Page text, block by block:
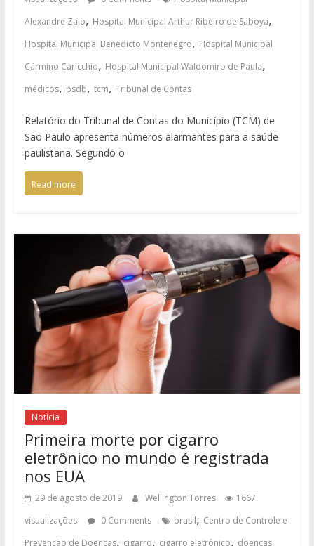
Alexandre Zaio, Hospital Municipal Arthur Ribeiro de Saboya,
Hospital Municipal Benedicto Montenegro, Hospital Municipal
Cármino Caricchio, Hospital Municipal Waldomiro de Paula,
médicos, psdb, tcm, Tribunal de Contas
Relatório do Tribunal de Contas do Município (TCM) de
São Paulo apresenta números alarmantes para a saúde
paulistana. Segundo o
Read more
Notícia
Primeira morte por cigarro
eletrônico no mundo é registrada
nos EUA
29 de agosto de 2019 Wellington Torres
1667
visualizações
0 Comments brasil, Centro de Controle e
Prevenção de Doenças, cigarro, cigarro eletrônico, doenças